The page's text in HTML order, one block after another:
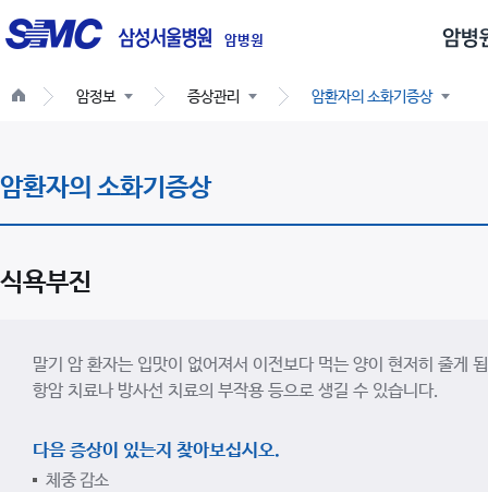
암병원
글
로
네
이
션
암정보 증상관리 암환자의 소화기증상
암환자의 소화기증상
식욕부진
말기 암 환자는 입맛이 없어져서 이전보다 먹는 양이 현저히 줄
항암 치료나 방사선 치료의 부작용 등으로 생길 수 있습니다.
다음 증상이 있는지 찾아보십시오.
체중 감소